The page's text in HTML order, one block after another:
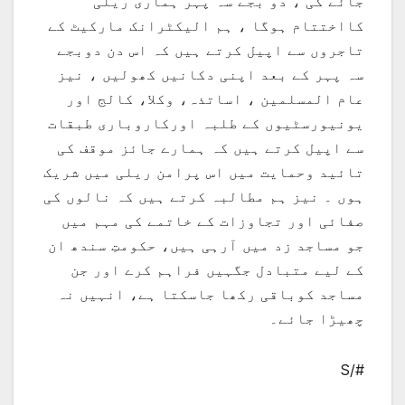
کااختتام ہوگا ، ہم الیکٹرانک مارکیٹ کے
تاجروں سے اپیل کرتے ہیں کہ اس دن دوبجے
سہ پہر کے بعد اپنی دکانیں کھولیں ، نیز
عام المسلمین ، اساتذہ، وکلا، کالج اور
یونیورسٹیوں کے طلبہ اورکاروباری طبقات
سے اپیل کرتے ہیں کہ ہمارے جائز موقف کی
تائید وحمایت میں اس پرامن ریلی میں شریک
ہوں ۔ نیز ہم مطالبہ کرتے ہیں کہ نالوں کی
صفائی اور تجاوزات کے خاتمے کی مہم میں
جو مساجد زد میں آرہی ہیں، حکومتِ سندھ ان
کے لیے متبادل جگہیں فراہم کرے اور جن
مساجد کوباقی رکھا جاسکتا ہے، انہیں نہ
چھیڑا جائے۔
#/S